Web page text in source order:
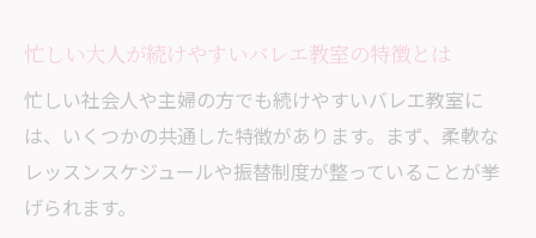
忙しい大人が続けやすいバレエ教室の特徴とは
忙しい社会人や主婦の方でも続けやすいバレエ教室に
は、いくつかの共通した特徴があります。まず、柔軟な
レッスンスケジュールや振替制度が整っていることが挙
げられます。